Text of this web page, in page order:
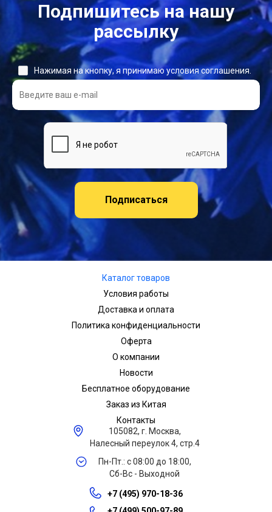
Подпишитесь на нашу
рассылку
Подписаться
Нажимая на кнопку, я принимаю условия соглашения.
Каталог товаров
Условия работы
Доставка и оплата
Политика конфиденциальности
Оферта
О компании
Новости
Бесплатное оборудование
Заказ из Китая
Контакты
105082, г. Москва,
Налесный переулок 4, стр.4
Пн-Пт.: с 08:00 до 18:00,
Сб-Вс - Выходной
+7 (495) 970-18-36